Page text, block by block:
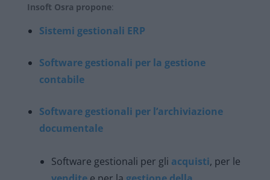
Insoft Osra propone:
Sistemi gestionali ERP
Software gestionali per la gestione
contabile
Software gestionali per l’archiviazione
documentale
Software gestionali per gli acquisti, per le